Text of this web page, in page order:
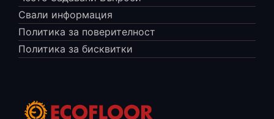
Свали информация
Политика за поверителност
Политика за бисквитки